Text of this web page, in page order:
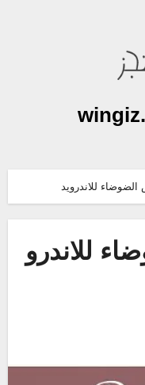
الضوضاء للاندرويد
للاندرو